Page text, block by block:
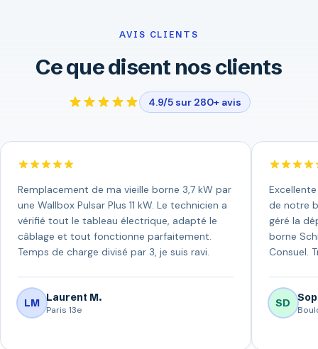
AVIS CLIENTS
Ce que disent nos clients
4.9/5 sur 280+ avis
Remplacement de ma vieille borne 3,7 kW par
une Wallbox Pulsar Plus 11 kW. Le technicien a
vérifié tout le tableau électrique, adapté le
câblage et tout fonctionne parfaitement.
Temps de charge divisé par 3, je suis ravi.
LM Laurent M.
Paris 13e
de notre
géré la
borne
Consuel.
SD